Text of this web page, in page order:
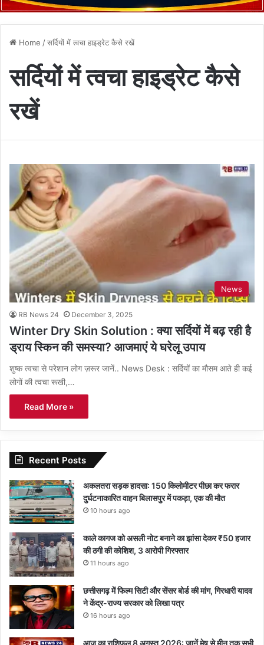
Home /सर्दियों में त्वचा हाइड्रेट कैसे रखें
सर्दियों में त्वचा हाइड्रेट कैसे
रखें
News
RB News 24 December 3, 2025
Winter Dry Skin Solution : क्या सर्दियों में बढ़ रही है
ड्राय स्किन की समस्या? आजमाएं ये घरेलू उपाय
शुष्क त्वचा से परेशान लोग ज़रूर जानें.. News Desk : सर्दियों का मौसम आते ही कई
लोगों की त्वचा रूखी,…
Read More »
Recent Posts
अकलतरा सड़क हादसा: 150 किलोमीटर पीछा कर फरार
दुर्घटनाकारित वाहन बिलासपुर में पकड़ा, एक की मौत
10 hours ago
काले कागज को असली नोट बनाने का झांसा देकर ₹50 हजार
की ठगी की कोशिश, 3 आरोपी गिरफ्तार
11 hours ago
छत्तीसगढ़ में फिल्म सिटी और सेंसर बोर्ड की मांग, गिरधारी यादव
ने केंद्र-राज्य सरकार को लिखा पत्र
16 hours ago
आज का राशिफल 8 अगस्त 2026: जानें मेष से मीन तक सभी